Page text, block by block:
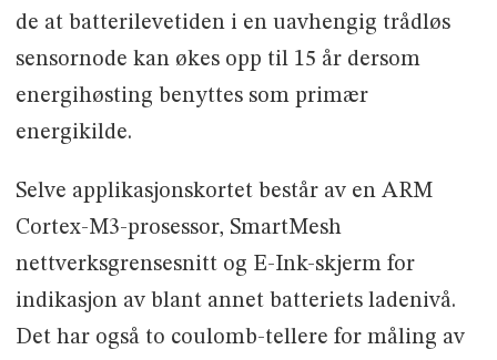
de at batterilevetiden i en uavhengig trådløs
sensornode kan økes opp til 15 år dersom
energihøsting benyttes som primær
energikilde.
Selve applikasjonskortet består av en ARM
Cortex-M3-prosessor, SmartMesh
nettverksgrensesnitt og E-Ink-skjerm for
indikasjon av blant annet batteriets ladenivå.
Det har også to coulomb-tellere for måling av